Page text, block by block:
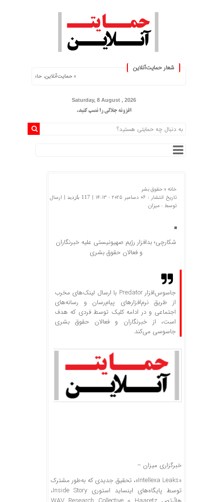
شعار حمایت‌آنلاین
« حمایت‌آنلاین، حامی همه مردم ایران »
Saturday, 8 August , 2026
افزونه جلالی را نصب کنید.
خانه » حقوق بشر
تاریخ انتشار : 06 دسامبر 2025 - 14:13 |
117 بازدید
| ارسال
توسط : میزان
شکارچی؛ بدافزار رژیم صهیونیستی علیه خبرنگاران
و فعالان حقوق بشری
جاسوس‌افزار Predator با ارسال لینک‌های مخرب
از طریق نرم‌افزار‌های پیام‌رسان و رسانه‌های
اجتماعی و در ادامه کلیک توسط فردی که هدف
است، از خبرنگاران و فعالان حقوق بشری
جاسوسی می‌کند.
خبرگزاری میزان –
«Intellexa Leaks»، تحقیق جدیدی که به‌طور مشترک
توسط پایگاه‌های اینساید استوری Inside Story،